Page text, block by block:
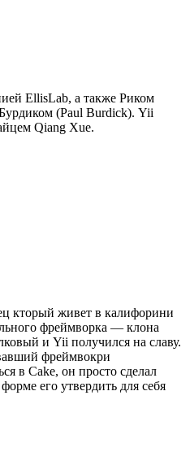
EllisLab, а также Риком
(Paul Burdick). Yii
Qiang Xue.
кторый живет в калифорини
фреймворка — клона
и Yii получился на славу.
фреймвокри
в Cake, он просто сделал
его утвердить для себя